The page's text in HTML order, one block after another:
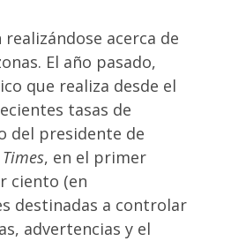
acerca de
El año pasado,
que realiza desde el
tasas de
del presidente de
, en el primer
ciento (en
destinadas a controlar
advertencias y el